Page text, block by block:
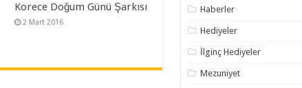
Korece Doğum Günü Şarkısı
2 Mart 2016
Haberler
Hediyeler
İlginç Hediyeler
Mezuniyet